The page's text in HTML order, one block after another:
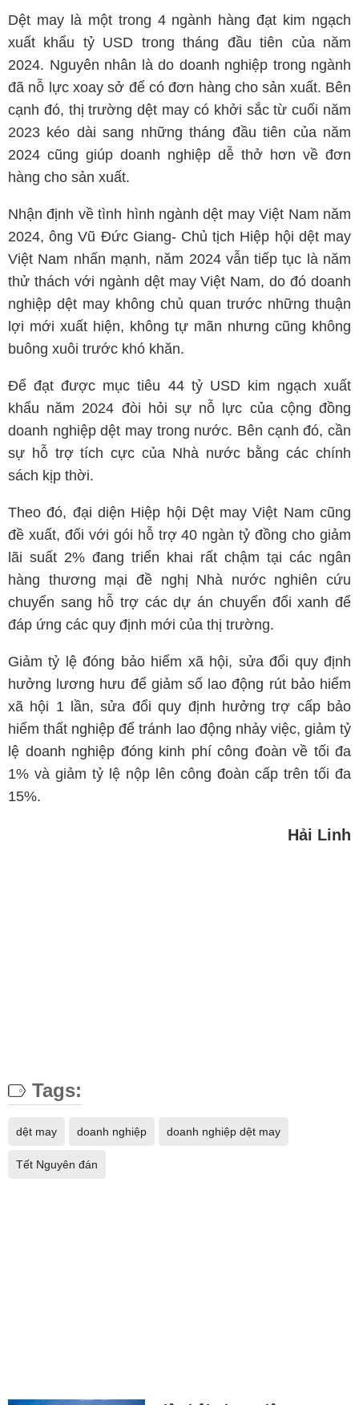
Dệt may là một trong 4 ngành hàng đạt kim ngạch
xuất khẩu tỷ USD trong tháng đầu tiên của năm
2024. Nguyên nhân là do doanh nghiệp trong ngành
đã nỗ lực xoay sở để có đơn hàng cho sản xuất. Bên
cạnh đó, thị trường dệt may có khởi sắc từ cuối năm
2023 kéo dài sang những tháng đầu tiên của năm
2024 cũng giúp doanh nghiệp dễ thở hơn về đơn
hàng cho sản xuất.
Nhận định về tình hình ngành dệt may Việt Nam năm
2024, ông Vũ Đức Giang- Chủ tịch Hiệp hội dệt may
Việt Nam nhấn mạnh, năm 2024 vẫn tiếp tục là năm
thử thách với ngành dệt may Việt Nam, do đó doanh
nghiệp dệt may không chủ quan trước những thuận
lợi mới xuất hiện, không tự mãn nhưng cũng không
buông xuôi trước khó khăn.
Để đạt được mục tiêu 44 tỷ USD kim ngạch xuất
khẩu năm 2024 đòi hỏi sự nỗ lực của cộng đồng
doanh nghiệp dệt may trong nước. Bên cạnh đó, cần
sự hỗ trợ tích cực của Nhà nước bằng các chính
sách kịp thời.
Theo đó, đại diện Hiệp hội Dệt may Việt Nam cũng
đề xuất, đối với gói hỗ trợ 40 ngàn tỷ đồng cho giảm
lãi suất 2% đang triển khai rất chậm tại các ngân
hàng thương mại đề nghị Nhà nước nghiên cứu
chuyển sang hỗ trợ các dự án chuyển đổi xanh để
đáp ứng các quy định mới của thị trường.
Giảm tỷ lệ đóng bảo hiểm xã hội, sửa đổi quy định
hưởng lương hưu để giảm số lao động rút bảo hiểm
xã hội 1 lần, sửa đổi quy định hưởng trợ cấp bảo
hiểm thất nghiệp để tránh lao động nhảy việc, giảm tỷ
lệ doanh nghiệp đóng kinh phí công đoàn về tối đa
1% và giảm tỷ lệ nộp lên công đoàn cấp trên tối đa
15%.
Hải Linh
Tags:
dệt may doanh nghiệp doanh nghiệp dệt may
Tết Nguyên đán